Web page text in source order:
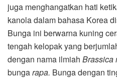
juga menghangatkan hati
kanola dalam bahasa Korea
Bunga ini berwarna kuning
tengah kelopak yang
dengan nama ilmiah Brassica
bungarapa. Bunga dengan